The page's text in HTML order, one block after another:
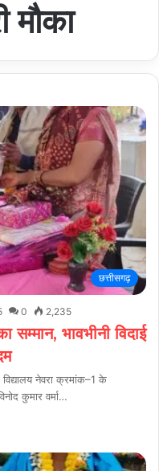
छत्तीसगढ़
0 2,235
सम्मान, भावभीनी विदाई
विद्यालय नेवरा क्रमांक–1 के
कुमार वर्मा…